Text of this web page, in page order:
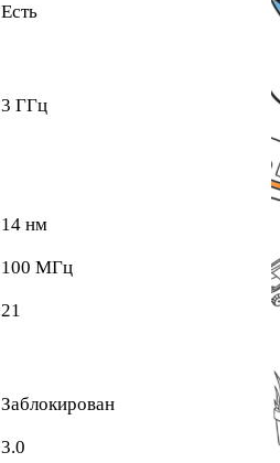
Есть
3 ГГц
14 нм
100 МГц
21
Заблокирован
3.0